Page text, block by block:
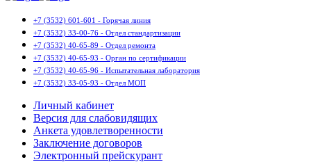
+7 (3532) 601-601 - Горячая линия
+7 (3532) 33-00-76 - Отдел стандартизации
+7 (3532) 40-65-89 - Отдел ремонта
+7 (3532) 40-65-93 - Орган по сертификации
+7 (3532) 40-65-96 - Испытательная лаборатория
+7 (3532) 33-05-93 - Отдел МОП
Личный кабинет
Версия для слабовидящих
Анкета удовлетворенности
Заключение договоров
Электронный прейскурант